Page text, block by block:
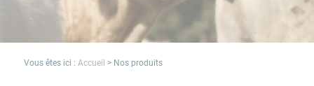
Vous êtes ici : Accueil > Nos produits